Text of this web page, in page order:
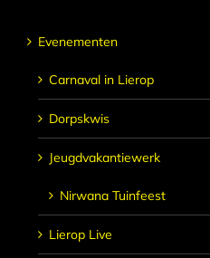
Evenementen
Carnaval in Lierop
Dorpskwis
Jeugdvakantiewerk
Nirwana Tuinfeest
Lierop Live